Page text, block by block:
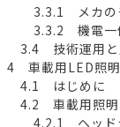
3.3.1 メカの
3.3.2 機電一体
3.4 技術運用と
4 車載用LED照
4.1 はじめに
4.2 車載用照明
4.2.1 ヘッド